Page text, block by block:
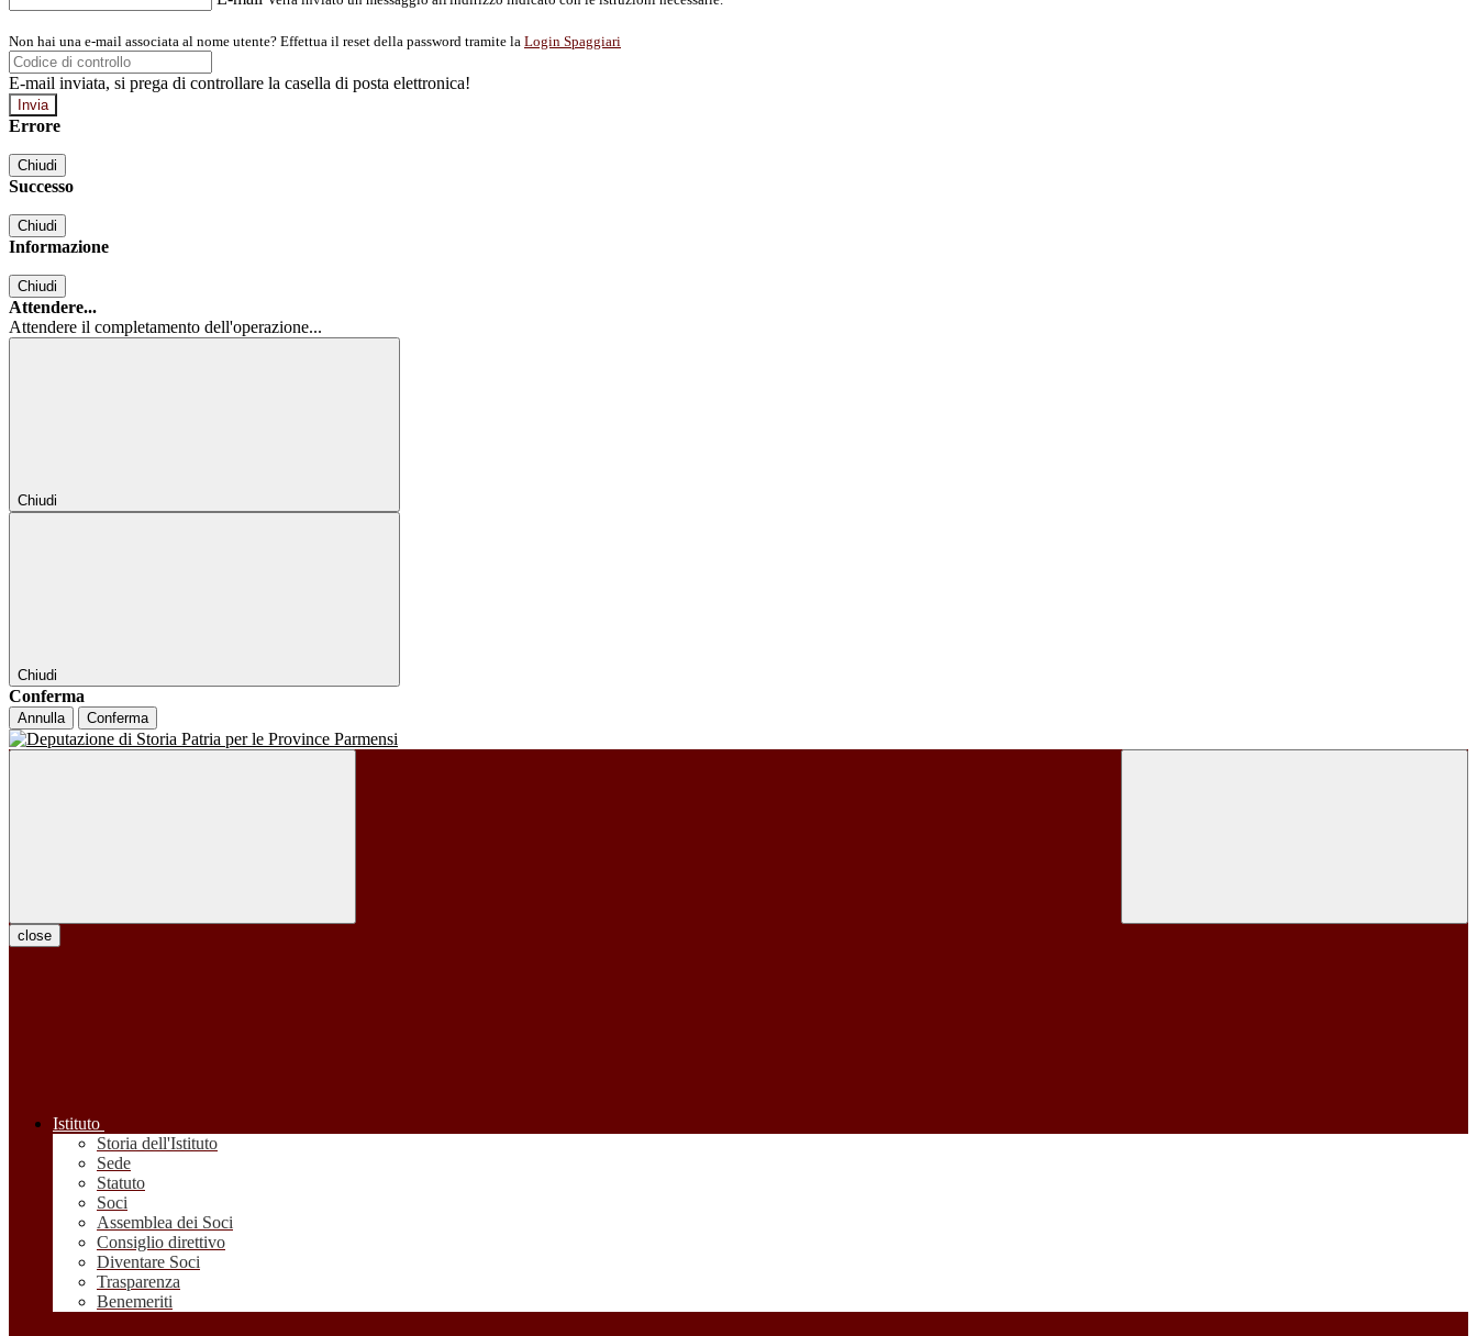
Non hai una e-mail associata al nome utente? Effettua il reset della password tramite la Login Spaggiari
E-mail inviata, si prega di controllare la casella di posta elettronica!
Errore
Chiudi
Successo
Chiudi
Informazione
Chiudi
Attendere...
Attendere il completamento dell'operazione...
Chiudi
Chiudi
Conferma
Annulla Conferma
close
Istituto
Storia dell'Istituto
Sede
Statuto
Soci
Assemblea dei Soci
Consiglio direttivo
Diventare Soci
Trasparenza
Benemeriti